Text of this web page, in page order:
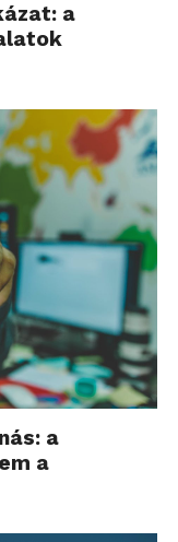
a
a
a